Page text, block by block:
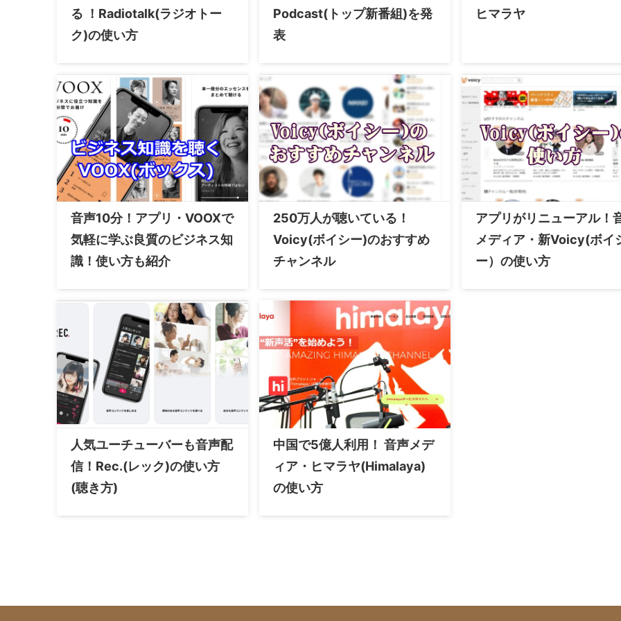
る ！Radiotalk(ラジオトー
ク)の使い方
Podcast(トップ新番組)を発
表
ヒマラヤ
音声10分！アプリ・VOOXで
気軽に学ぶ良質のビジネス知
識！使い方も紹介
250万人が聴いている！
Voicy(ボイシー)のおすすめ
チャンネル
アプリがリニューアル！
メディア・新Voicy(ボイ
ー）の使い方
人気ユーチューバーも音声配
信！Rec.(レック)の使い方
(聴き方)
中国で5億人利用！ 音声メデ
ィア・ヒマラヤ(Himalaya)
の使い方